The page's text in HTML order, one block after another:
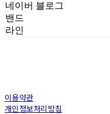
네이버 블로그
밴드
라인
이용약관
개인정보처리방침